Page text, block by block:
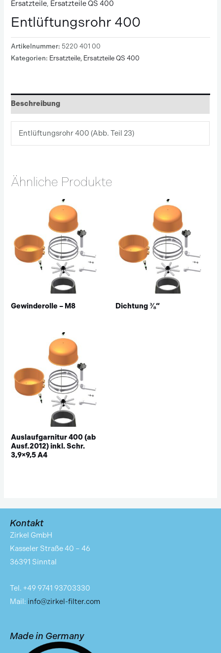
Ersatzteile, Ersatzteile QS 400
Entlüftungsrohr 400
Artikelnummer: 5220 401 00
Kategorien: Ersatzteile, Ersatzteile QS 400
Beschreibung
Entlüftungsrohr 400 (Abb. Teil 23)
Ähnliche Produkte
Gewinderolle – M8 Dichtung ⅜“
Auslaufgarnitur 400 (ab
Ausf.2012) inkl. Schr.
3,9×9,5 A4
Kontakt
Zirkel GmbH
Kasseler Straße 40 – 46
36391 Sinntal
Tel. +49 9741 93703330
Mail: info@zirkel-filter.com
Made in Germany